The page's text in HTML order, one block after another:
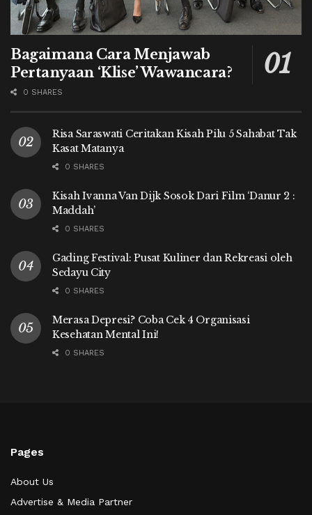
Bagaimana Cara Menjawab
Pertanyaan ‘Klise’ Wawancara?
0 SHARES
Risa Saraswati Ceritakan Kisah Pilu 5 Sahabat Tak
Kasat Matanya
0 SHARES
Kisah Ivanna Van Dijk Sosok Dari Film ‘Danur 2 :
Maddah’
0 SHARES
Gading Festival: Pusat Kuliner dan Rekreasi oleh
Sedayu City
0 SHARES
Merasa Depresi? Coba Cek 4 Organisasi
Kesehatan Mental Ini!
0 SHARES
Pages
About Us
Advertise & Media Partner